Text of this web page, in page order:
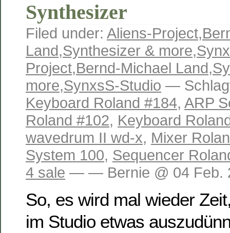
Synthesizer
Filed under: Aliens-Project,
Land,Synthesizer & more,
Project,Bernd-Michael Land,
more,SynxsS-Studio —
Keyboard Roland #184, ARP
Roland #102, Keyboard
wavedrum II wd-x, Mixer
System 100, Sequencer
4 sale — — Bernie @ 04 Feb.
So, es wird mal wieder
im Studio etwas